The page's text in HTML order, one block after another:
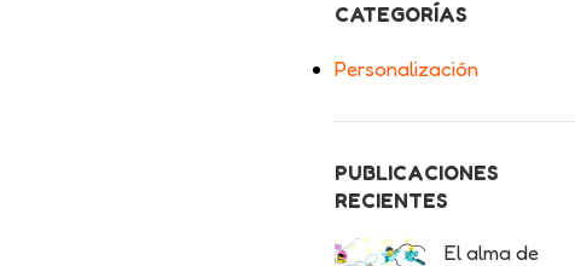
CATEGORÍAS
Personalización
PUBLICACIONES
RECIENTES
El alma de